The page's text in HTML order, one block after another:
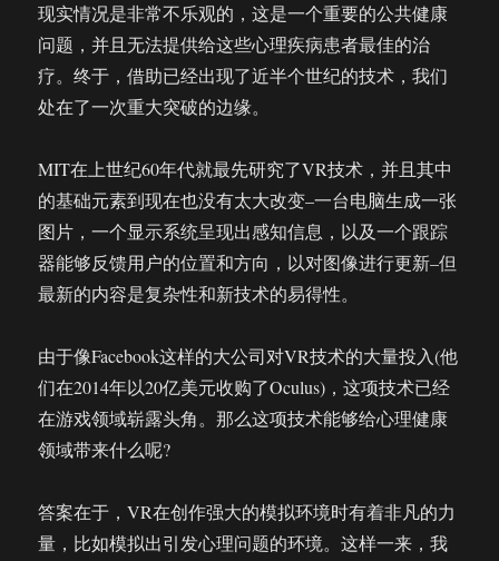
现实情况是非常不乐观的，这是一个重要的公共健康
问题，并且无法提供给这些心理疾病患者最佳的治
疗。终于，借助已经出现了近半个世纪的技术，我们
处在了一次重大突破的边缘。
MIT在上世纪60年代就最先研究了VR技术，并且其中
的基础元素到现在也没有太大改变–一台电脑生成一张
图片，一个显示系统呈现出感知信息，以及一个跟踪
器能够反馈用户的位置和方向，以对图像进行更新–但
最新的内容是复杂性和新技术的易得性。
由于像Facebook这样的大公司对VR技术的大量投入(他
们在2014年以20亿美元收购了Oculus)，这项技术已经
在游戏领域崭露头角。那么这项技术能够给心理健康
领域带来什么呢?
答案在于，VR在创作强大的模拟环境时有着非凡的力
量，比如模拟出引发心理问题的环境。这样一来，我